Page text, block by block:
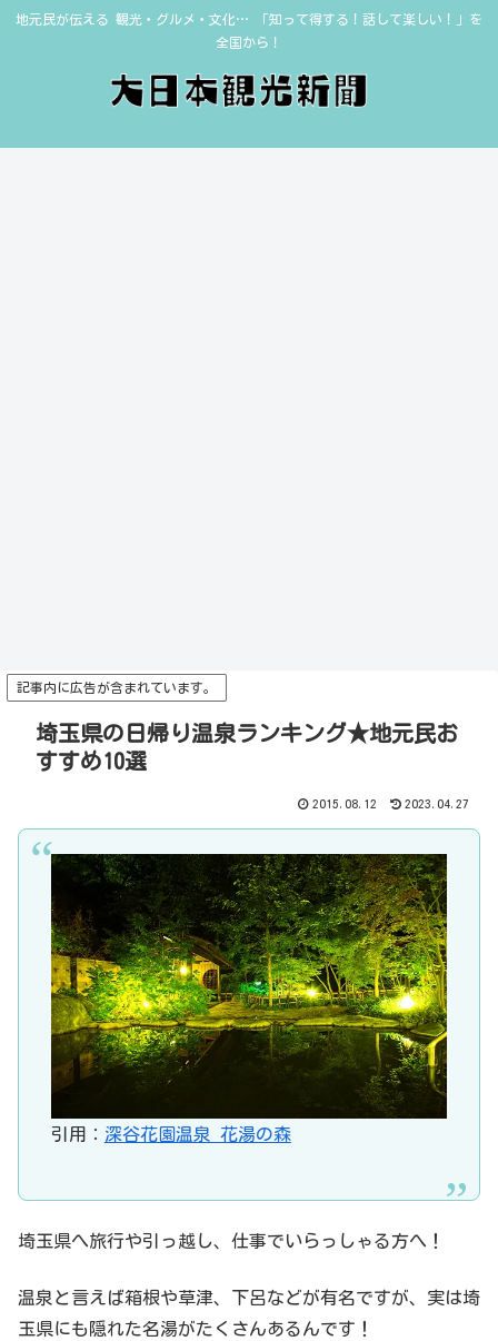
地元民が伝える 観光・グルメ・文化… 「知って得する！話して楽しい！」を
全国から！
記事内に広告が含まれています。
埼玉県の日帰り温泉ランキング★地元民お
すすめ10選
2015.08.12 2023.04.27
引用： 深谷花園温泉 花湯の森
埼玉県へ旅行や引っ越し、仕事でいらっしゃる方へ！
温泉と言えば箱根や草津、下呂などが有名ですが、実は埼
玉県にも隠れた名湯がたくさんあるんです！